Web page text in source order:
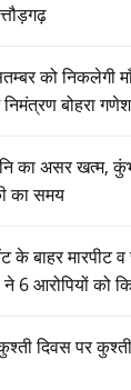
को निकलेगी
बोहरा
का असर खत्म,
का समय
के बाहर मारपीट
6 आरोपियों को
दिवस पर